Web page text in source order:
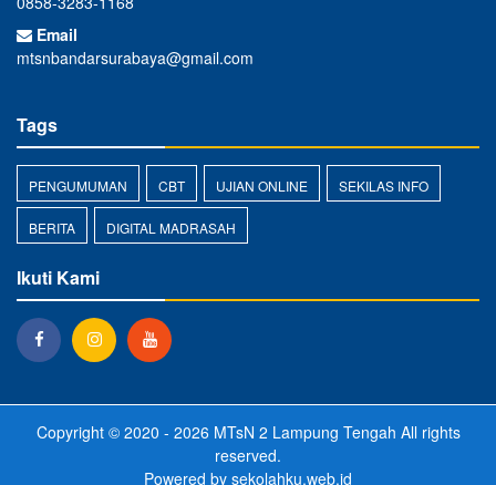
Email
mtsnbandarsurabaya@gmail.com
Tags
PENGUMUMAN CBT UJIAN ONLINE SEKILAS INFO
BERITA DIGITAL MADRASAH
Ikuti Kami
Copyright © 2020 - 2026 MTsN 2 Lampung Tengah All rights
reserved.
Powered by sekolahku.web.id